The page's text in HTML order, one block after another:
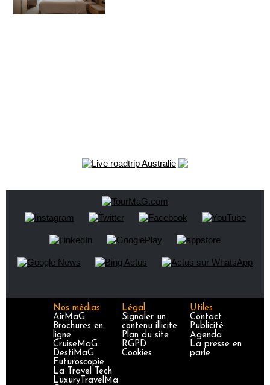
Nos médias
AirMaG
Brochures en
ligne
CruiseMaG
DestiMaG
Futuroscopie
La Travel Tech
LuxuryTravelMa
Légal
Signaler un
contenu illicite
Plan du site
RGPD
Cookies
Utiles
Contact
Publicité
Agenda
La presse en
parle